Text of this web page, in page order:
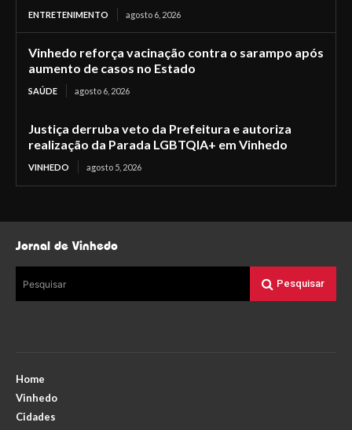
ENTRETENIMENTO agosto 6, 2026
Vinhedo reforça vacinação contra o sarampo após
aumento de casos no Estado
SAÚDE agosto 6, 2026
Justiça derruba veto da Prefeitura e autoriza
realização da Parada LGBTQIA+ em Vinhedo
VINHEDO agosto 5, 2026
Jornal de Vinhedo
Pesquisar Pesquisar
Home
Vinhedo
Cidades